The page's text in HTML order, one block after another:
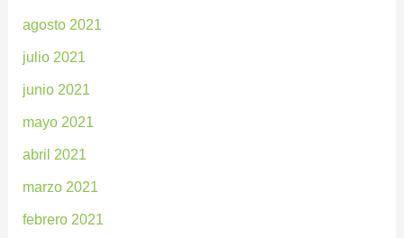
agosto 2021
julio 2021
junio 2021
mayo 2021
abril 2021
marzo 2021
febrero 2021